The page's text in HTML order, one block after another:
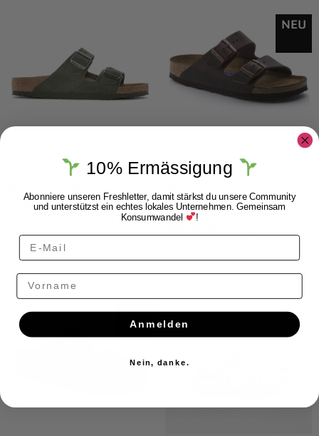
Birkenstock
Arizona Desert
Dust Thyme
CHF99.00
NEU
Birkenstock
Arizona Habana
Naturleder geölt
Weichbettung
CHF139.00
NEU
10% Ermässigung
Abonniere unseren Freshletter, damit stärkst du unsere Community
und unterstützst ein echtes lokales Unternehmen. Gemeinsam
Konsumwandel !
Vorname
Anmelden
Nein, danke.